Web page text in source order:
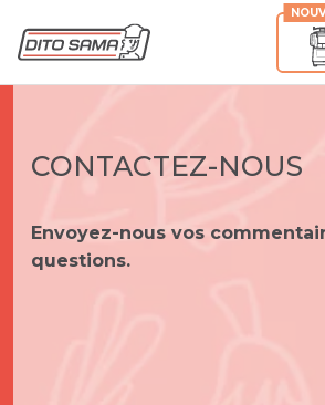
CONTACTEZ-NOUS
Envoyez-nous vos
questions.